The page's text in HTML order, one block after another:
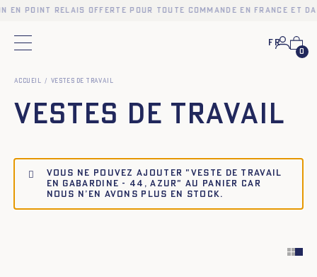
Fr
0
Accueil Vestes de travail
Vestes de travail
Vous ne pouvez ajouter "Veste de travail
en gabardine - 44, azur" au panier car
nous n’en avons plus en stock.